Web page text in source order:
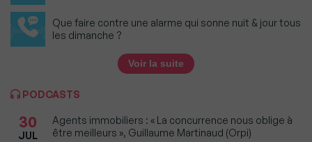
Que faire contre une alarme qui sonne nuit & jour tous
les dimanche ?
Voir la suite
PODCASTS
30
JUL
Agents immobiliers : « La concurrence nous oblige à
être meilleurs », Guillaume Martinaud (Orpi)